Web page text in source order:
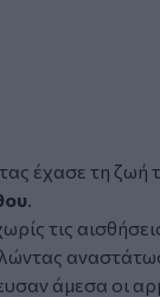
έχασε τη ζωή
.
τις
άμεσα οι